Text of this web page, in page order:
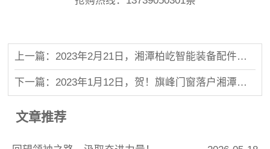
上一篇：2023年2月21日，湘潭柏屹智能装备配件园2月工程进度播报
下一篇：2023年1月12日，贺！旗峰门窗落户湘潭柏屹产业园！
文章推荐